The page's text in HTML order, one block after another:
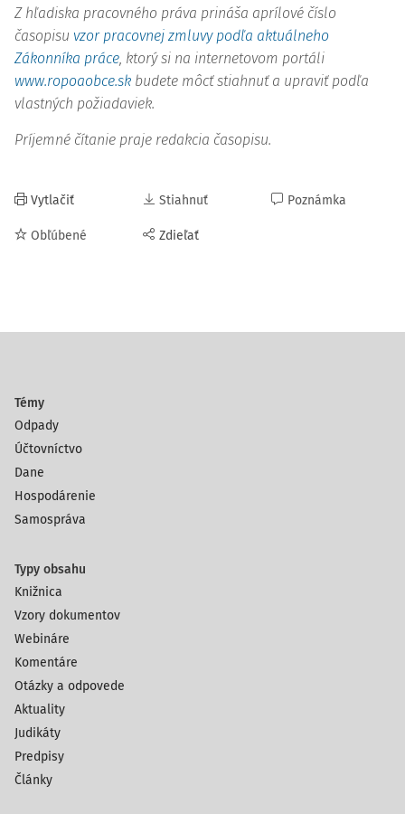
Z hľadiska pracovného práva prináša aprílové číslo
časopisu vzor pracovnej zmluvy podľa aktuálneho
Zákonníka práce, ktorý si na internetovom portáli
www.ropoaobce.sk budete môcť stiahnuť a upraviť podľa
vlastných požiadaviek.
Príjemné čítanie praje redakcia časopisu.
Vytlačiť
Obľúbené
Stiahnuť
Zdieľať
Poznámka
Témy
Odpady
Účtovníctvo
Dane
Hospodárenie
Samospráva
Typy obsahu
Knižnica
Vzory dokumentov
Webináre
Komentáre
Otázky a odpovede
Aktuality
Judikáty
Predpisy
Články